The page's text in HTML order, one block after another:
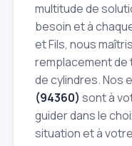
multitude de
besoin et à
et Fils, nous
remplacement
de cylindres. Nos
(94360) sont à
guider dans le
situation et à